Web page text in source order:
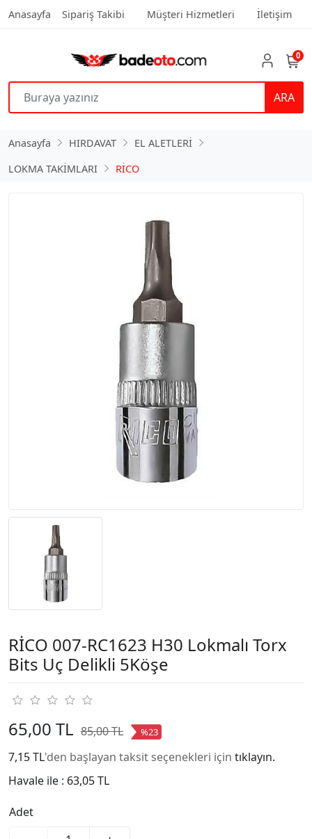
Anasayfa Sipariş Takibi Müşteri Hizmetleri İletişim
ARA
0
Anasayfa HIRDAVAT
EL ALETLERİ
LOKMA TAKİMLARI
RİCO
RİCO 007-RC1623 H30 Lokmalı Torx
Bits Uç Delikli 5Köşe
65,00 TL 85,00 TL %23
7,15 TL'den başlayan taksit seçenekleri için tıklayın.
Havale ile : 63,05 TL
Adet